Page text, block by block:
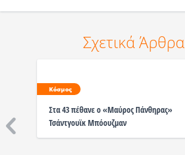
Σχετικά Άρθρα
Κόσμος
Στα 43 πέθανε ο «Μαύρος Πάνθηρας»
Τσάντγουϊκ Μπόουζμαν